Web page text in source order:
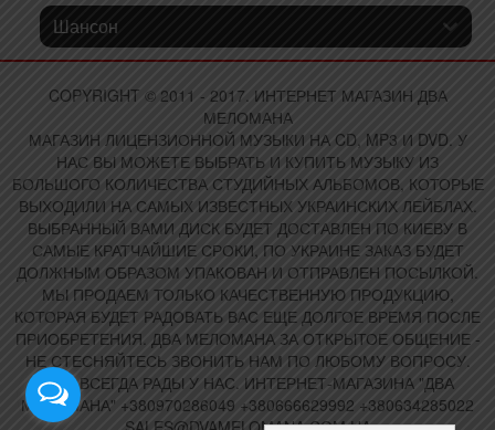
Шансон
COPYRIGHT © 2011 - 2017. ИНТЕРНЕТ МАГАЗИН ДВА
МЕЛОМАНА
МАГАЗИН ЛИЦЕНЗИОННОЙ МУЗЫКИ НА CD, MP3 И DVD. У
НАС ВЫ МОЖЕТЕ ВЫБРАТЬ И КУПИТЬ МУЗЫКУ ИЗ
БОЛЬШОГО КОЛИЧЕСТВА СТУДИЙНЫХ АЛЬБОМОВ, КОТОРЫЕ
ВЫХОДИЛИ НА САМЫХ ИЗВЕСТНЫХ УКРАИНСКИХ ЛЕЙБЛАХ.
ВЫБРАННЫЙ ВАМИ ДИСК БУДЕТ ДОСТАВЛЕН ПО КИЕВУ В
САМЫЕ КРАТЧАЙШИЕ СРОКИ, ПО УКРАИНЕ ЗАКАЗ БУДЕТ
ДОЛЖНЫМ ОБРАЗОМ УПАКОВАН И ОТПРАВЛЕН ПОСЫЛКОЙ.
МЫ ПРОДАЕМ ТОЛЬКО КАЧЕСТВЕННУЮ ПРОДУКЦИЮ,
КОТОРАЯ БУДЕТ РАДОВАТЬ ВАС ЕЩЕ ДОЛГОЕ ВРЕМЯ ПОСЛЕ
ПРИОБРЕТЕНИЯ. ДВА МЕЛОМАНА ЗА ОТКРЫТОЕ ОБЩЕНИЕ -
НЕ СТЕСНЯЙТЕСЬ ЗВОНИТЬ НАМ ПО ЛЮБОМУ ВОПРОСУ.
ВАМ ВСЕГДА РАДЫ У НАС. ИНТЕРНЕТ-МАГАЗИНА "ДВА
МЕЛОМАНА" +380970286049 +380666629992 +380634285022